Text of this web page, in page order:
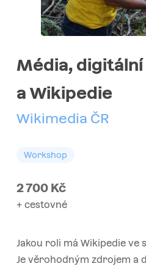
Média, digitální
a Wikipedie
Wikimedia ČR
Workshop
2 700 Kč
+ cestovné
Jakou roli má Wikipedie ve
Je věrohodným zdrojem a